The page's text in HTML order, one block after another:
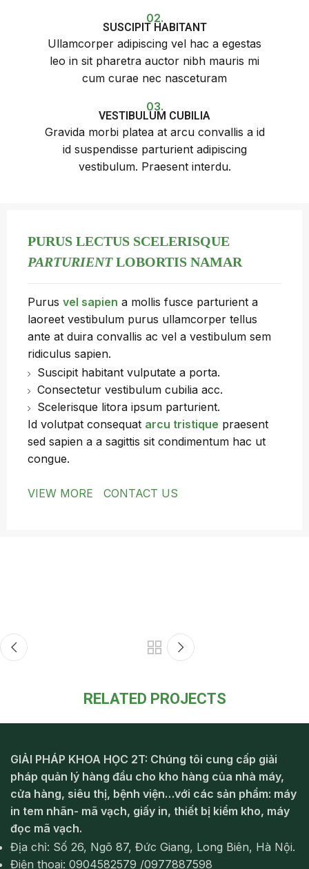
02.
SUSCIPIT HABITANT
Ullamcorper adipiscing vel hac a egestas
leo in sit pharetra auctor nibh mauris mi
cum curae nec nasceturam
03.
VESTIBULUM CUBILIA
Gravida morbi platea at arcu convallis a id
id suspendisse parturient adipiscing
vestibulum. Praesent interdu.
PURUS LECTUS SCELERISQUE
PARTURIENTLOBORTIS NAMAR
Purus vel sapien a mollis fusce parturient a
laoreet vestibulum purus ullamcorper tellus
ante at duira convallis ac vel a vestibulum sem
ridiculus sapien.
Suscipit habitant vulputate a porta.
Consectetur vestibulum cubilia acc.
Scelerisque litora ipsum parturient.
Id volutpat consequat arcu tristique praesent
sed sapien a a sagittis sit condimentum hac ut
congue.
VIEW MORE CONTACT US
RELATED PROJECTS
GIẢI PHÁP KHOA HỌC 2T: Chúng tôi cung cấp giải
pháp quản lý hàng đầu cho kho hàng của nhà máy,
cửa hàng, siêu thị, bệnh viện…với các sản phẩm: máy
in tem nhãn- mã vạch, giấy in, thiết bị kiểm kho, máy
đọc mã vạch.
Địa chỉ: Số 26, Ngõ 87, Đức Giang, Long Biên, Hà Nội.
Điện thoại: 0904582579 /0977887598